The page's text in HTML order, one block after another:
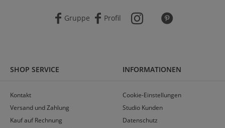
Gruppe Profil
SHOP SERVICE
Kontakt
Versand und Zahlung
Kauf auf Rechnung
INFORMATIONEN
Cookie-Einstellungen
Studio Kunden
Datenschutz